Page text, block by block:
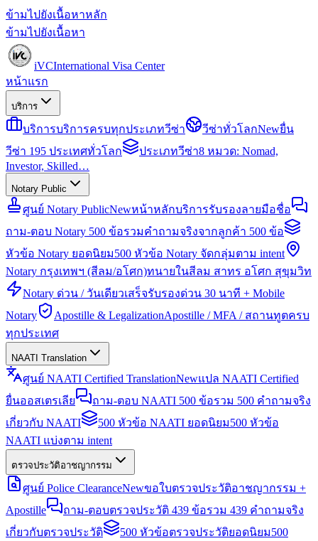
ข้ามไปยังเนื้อหาหลัก
ข้ามไปยังเนื้อหา
iVCInternational Visa Center
หน้าแรก
บริการ
บริการบริการครบทุกประเภทวีซ่า วีซ่าทั่วโลกNewยื่น
วีซ่า 195 ประเทศทั่วโลก
ประเภทวีซ่า8 หมวด: Nomad,
Investor, Skilled…
Notary Public
ศูนย์ Notary PublicNewหน้าหลักบริการรับรองลายมือชื่อ
ถาม-ตอบ Notary 500 ข้อรวมคำถามจริงจากลูกค้า 500 ข้อ
หัวข้อ Notary ยอดนิยม500 หัวข้อ Notary จัดกลุ่มตาม intent
Notary กรุงเทพฯ (สีลม/อโศก)ทนายในสีลม สาทร อโศก สุขุมวิท
Notary ด่วน / วันเดียวเสร็จรับรองด่วน 30 นาที + Mobile
Notary
Apostille & LegalizationApostille / MFA / สถานทูตครบ
ทุกประเทศ
NAATI Translation
ศูนย์ NAATI Certified TranslationNewแปล NAATI Certified
ยื่นออสเตรเลีย
ถาม-ตอบ NAATI 500 ข้อรวม 500 คำถามจริง
เกี่ยวกับ NAATI
500 หัวข้อ NAATI ยอดนิยม500 หัวข้อ
NAATI แบ่งตาม intent
ตรวจประวัติอาชญากรรม
ศูนย์ Police ClearanceNewขอใบตรวจประวัติอาชญากรรม +
Apostille
ถาม-ตอบตรวจประวัติ 439 ข้อรวม 439 คำถามจริง
เกี่ยวกับตรวจประวัติ
500 หัวข้อตรวจประวัติยอดนิยม500